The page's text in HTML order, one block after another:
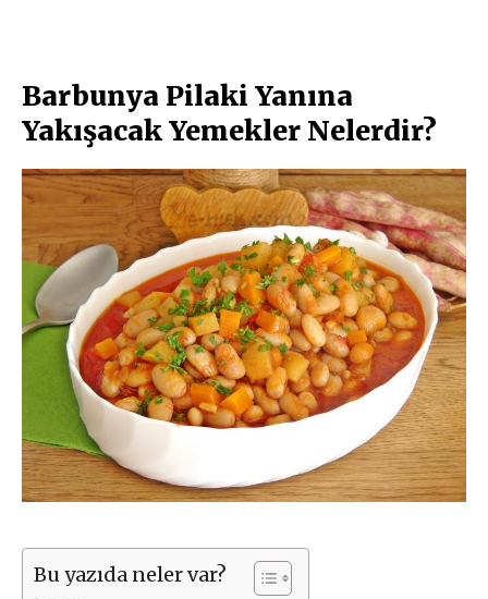
Barbunya Pilaki Yanına
Yakışacak Yemekler Nelerdir?
Bu yazıda neler var?